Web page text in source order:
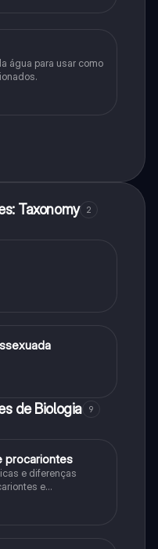
água para usar como
Taxonomy 2
de Biologia 9
procariontes
e diferenças
e